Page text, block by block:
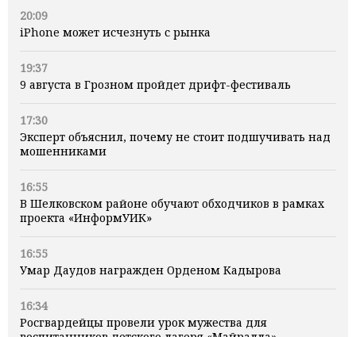
20:09
iPhone может исчезнуть с рынка
19:37
9 августа в Грозном пройдет дрифт-фестиваль
17:30
Эксперт объяснил, почему не стоит подшучивать над
мошенниками
16:55
В Шелковском районе обучают обходчиков в рамках
проекта «ИнформУИК»
16:55
Умар Даудов награжден Орденом Кадырова
16:34
Росгвардейцы провели урок мужества для